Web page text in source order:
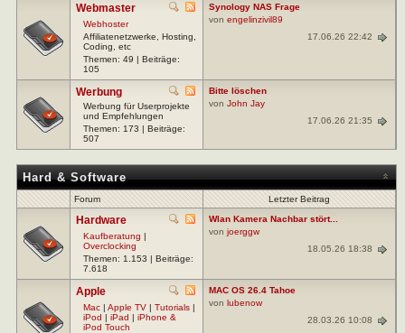
Webmaster
Webhoster
Affiliatenetzwerke, Hosting,
Coding, etc
Themen: 49 | Beiträge:
105
Synology NAS Frage
von engelinzivil89
17.06.26 22:42
Werbung
Werbung für Userprojekte
und Empfehlungen
Themen: 173 | Beiträge:
507
Bitte löschen
von John Jay
17.06.26 21:35
Hard & Software
Forum Letzter Beitrag
Hardware
Kaufberatung |
Overclocking
Themen: 1.153 | Beiträge:
7.618
Wlan Kamera Nachbar stört...
von joerggw
18.05.26 18:38
Apple
Mac | Apple TV | Tutorials |
iPod | iPad | iPhone &
iPod Touch
MAC OS 26.4 Tahoe
von lubenow
28.03.26 10:08